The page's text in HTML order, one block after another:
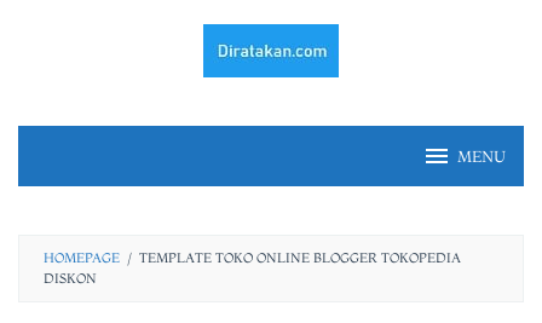
MENU
HOMEPAGE / TEMPLATE TOKO ONLINE BLOGGER TOKOPEDIA
DISKON